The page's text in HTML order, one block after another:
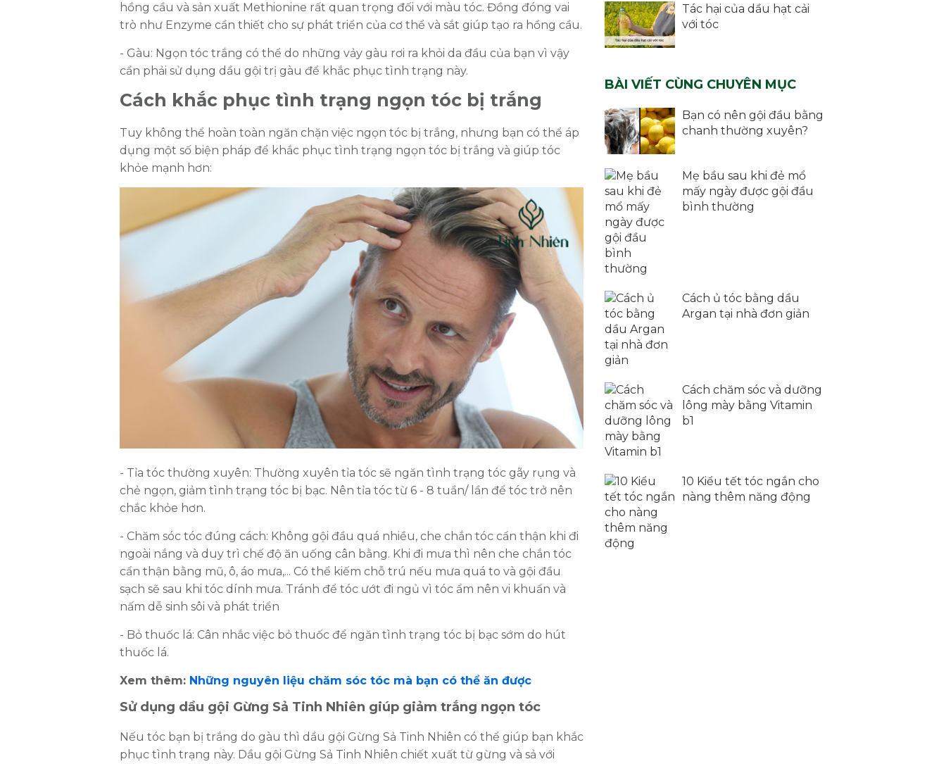
hồng cầu và sản xuất Methionine rất quan trọng đối với màu tóc. Đồng đóng vai
trò như Enzyme cần thiết cho sự phát triển của cơ thể và sắt giúp tạo ra hồng cầu.
- Gàu: Ngọn tóc trắng có thể do những vảy gàu rơi ra khỏi da đầu của bạn vì vậy
cần phải sử dụng dầu gội trị gàu để khắc phục tình trạng này.
Cách khắc phục tình trạng ngọn tóc bị trắng
Tuy không thể hoàn toàn ngăn chặn việc ngọn tóc bị trắng, nhưng bạn có thể áp
dụng một số biện pháp để khắc phục tình trạng ngọn tóc bị trắng và giúp tóc
khỏe mạnh hơn:
- Tỉa tóc thường xuyên: Thường xuyên tỉa tóc sẽ ngăn tình trạng tóc gãy rụng và
chẻ ngọn, giảm tình trạng tóc bị bạc. Nên tỉa tóc từ 6 - 8 tuần/ lần để tóc trở nên
chắc khỏe hơn.
- Chăm sóc tóc đúng cách: Không gội đầu quá nhiều, che chắn tóc cẩn thận khi đi
ngoài nắng và duy trì chế độ ăn uống cân bằng. Khi đi mưa thì nên che chắn tóc
cẩn thận bằng mũ, ô, áo mưa,... Có thể kiếm chỗ trú nếu mưa quá to và gội đầu
sạch sẽ sau khi tóc dính mưa. Tránh để tóc ướt đi ngủ vì tóc ẩm nên vi khuẩn và
nấm dễ sinh sôi và phát triển
- Bỏ thuốc lá: Cân nhắc việc bỏ thuốc để ngăn tình trạng tóc bị bạc sớm do hút
thuốc lá.
Xem thêm: Những nguyên liệu chăm sóc tóc mà bạn có thể ăn được
Sử dụng dầu gội Gừng Sả Tinh Nhiên giúp giảm trắng ngọn tóc
Nếu tóc bạn bị trắng do gàu thì dầu gội Gừng Sả Tinh Nhiên có thể giúp bạn khắc
phục tình trạng này. Dầu gội Gừng Sả Tinh Nhiên chiết xuất từ gừng và sả với
Tác hại của dầu hạt cải
với tóc
BÀI VIẾT CÙNG CHUYÊN MỤC
Bạn có nên gội đầu bằng
chanh thường xuyên?
Mẹ bầu sau khi đẻ mổ
mấy ngày được gội đầu
bình thường
Cách ủ tóc bằng dầu
Argan tại nhà đơn giản
Cách chăm sóc và dưỡng
lông mày bằng Vitamin
b1
10 Kiểu tết tóc ngắn cho
nàng thêm năng động